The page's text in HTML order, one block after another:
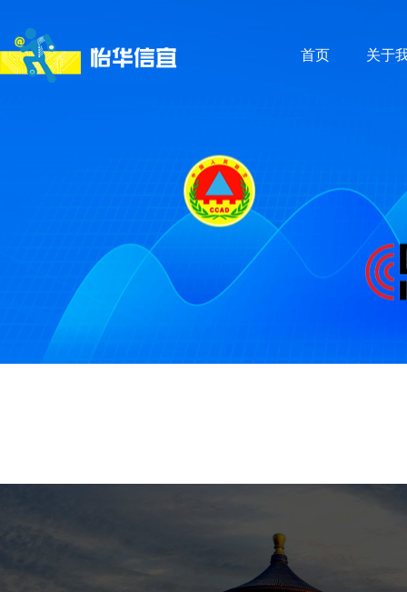
首页 关于
北京市人防工程质量监督站